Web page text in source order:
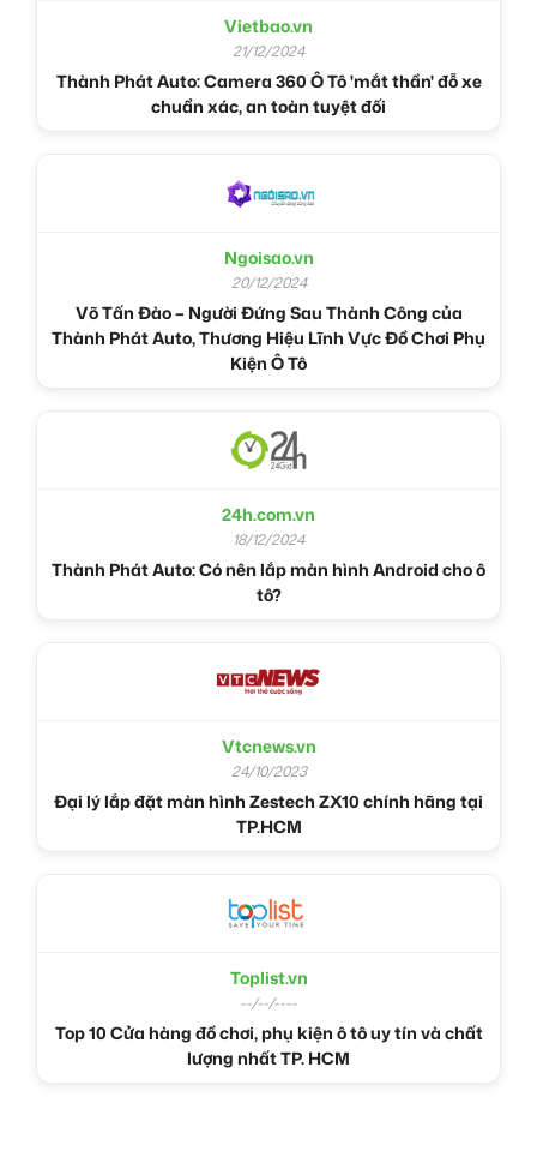
Vietbao.vn
21/12/2024
Thành Phát Auto: Camera 360 Ô Tô 'mắt thần' đỗ xe
chuẩn xác, an toàn tuyệt đối
Ngoisao.vn
20/12/2024
Võ Tấn Đào – Người Đứng Sau Thành Công của
Thành Phát Auto, Thương Hiệu Lĩnh Vực Đồ Chơi Phụ
Kiện Ô Tô
24h.com.vn
18/12/2024
Thành Phát Auto: Có nên lắp màn hình Android cho ô
tô?
Vtcnews.vn
24/10/2023
Đại lý lắp đặt màn hình Zestech ZX10 chính hãng tại
TP.HCM
Toplist.vn
--/--/----
Top 10 Cửa hàng đồ chơi, phụ kiện ô tô uy tín và chất
lượng nhất TP. HCM